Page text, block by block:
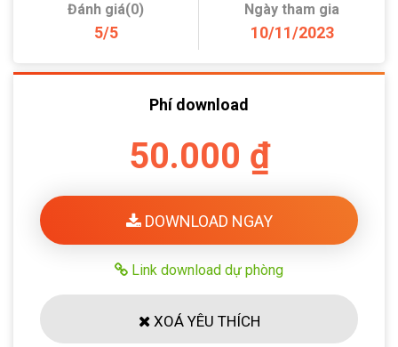
Đánh giá(0)
5/5
Ngày tham gia
10/11/2023
Phí download
50.000 ₫
DOWNLOAD NGAY
Link download dự phòng
XOÁ YÊU THÍCH